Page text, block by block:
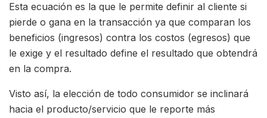
Esta ecuación es la que le permite definir al cliente si
pierde o gana en la transacción ya que comparan los
beneficios (ingresos) contra los costos (egresos) que
le exige y el resultado define el resultado que obtendrá
en la compra.
Visto así, la elección de todo consumidor se inclinará
hacia el producto/servicio que le reporte más